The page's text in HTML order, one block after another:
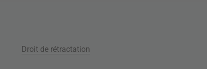
Droit de rétractation